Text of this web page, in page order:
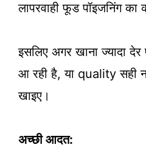
लापरवाही फूड पॉइजनिंग का
इसलिए अगर खाना ज्यादा
आ रही है, या quality सही
खाइए।
अच्छी आदत: